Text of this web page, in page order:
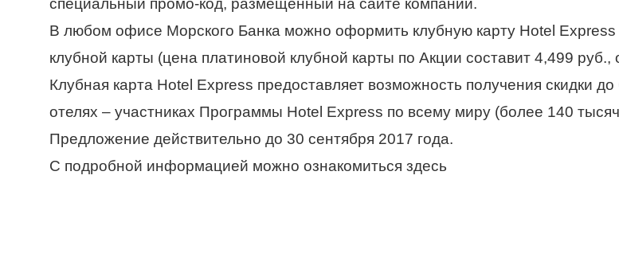
специальный промо-код, размещенный на сайте компании.
В любом офисе Морского Банка можно оформить клубную карту Hotel Express
клубной карты (цена платиновой клубной карты по Акции составит 4,499
Клубная карта Hotel Express предоставляет возможность получения скидки
отелях – участниках Программы Hotel Express по всему миру (более 140
Предложение действительно до 30 сентября 2017 года.
С подробной информацией можно ознакомиться здесь